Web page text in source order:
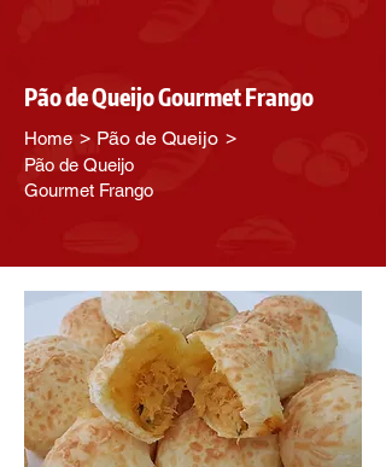
Pão de Queijo Gourmet Frango
Home Pão de Queijo
> >
Pão de Queijo
Gourmet Frango